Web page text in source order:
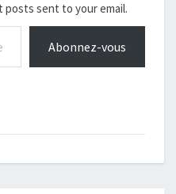
sent to your email.
Abonnez-vous